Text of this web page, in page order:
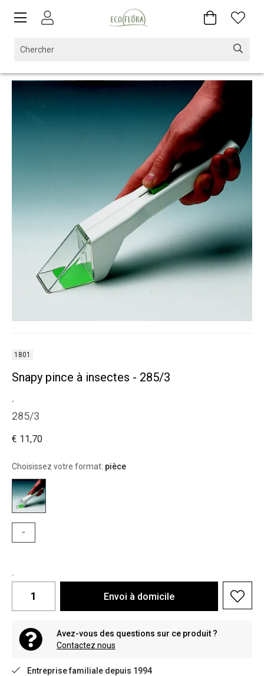
1801
Snapy pince à insectes - 285/3
.
285/3
€ 11,70
Choisissez votre format: pièce
-
.
Envoi à domicile
Avez-vous des questions sur ce produit ?
Contactez nous
Entreprise familiale depuis 1994